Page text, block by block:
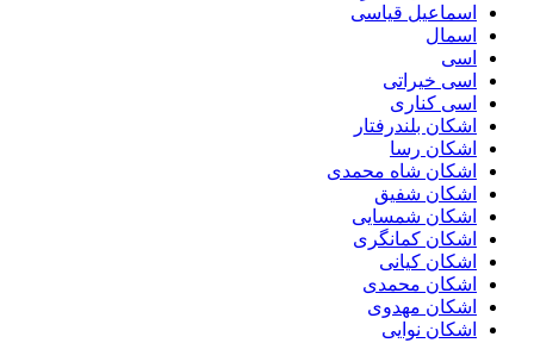
اسماعیل قیاسی
اسمال
اسی
اسی خیراتی
اسی کناری
اشکان بلندرفتار
اشکان رسا
اشکان شاه محمدی
اشکان شفیق
اشکان شمسایی
اشکان‌ کمانگری
اشکان کیانی
اشکان محمدی
اشکان مهدوی
اشکان نوایی